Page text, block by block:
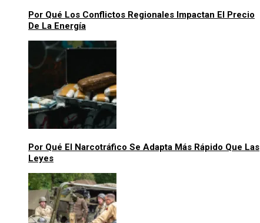
Por Qué Los Conflictos Regionales Impactan El Precio
De La Energía
Por Qué El Narcotráfico Se Adapta Más Rápido Que Las
Leyes